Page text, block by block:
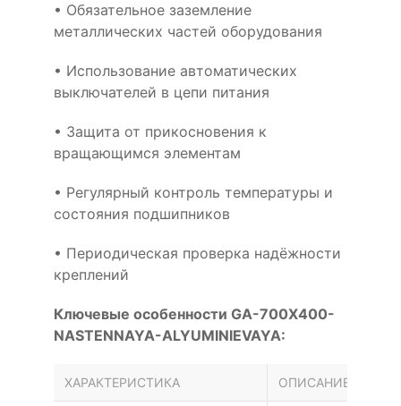
• Обязательное заземление
металлических частей оборудования
• Использование автоматических
выключателей в цепи питания
• Защита от прикосновения к
вращающимся элементам
• Регулярный контроль температуры и
состояния подшипников
• Периодическая проверка надёжности
креплений
Ключевые особенности GA-700X400-
NASTENNAYA-ALYUMINIEVAYA:
ХАРАКТЕРИСТИКА ОПИСАНИЕ